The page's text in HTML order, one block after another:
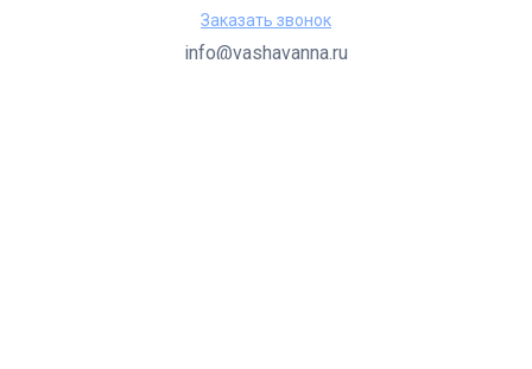
Заказать звонок
info@vashavanna.ru